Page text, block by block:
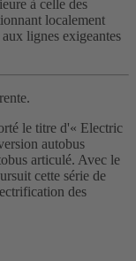
à celle des
localement
lignes exigeantes
le titre d'« Electric
autobus
articulé. Avec le
cette série de
des